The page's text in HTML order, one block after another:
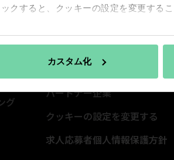
クすると、クッキーの設定を変更するこ
カスタム化
グ
100 Years of Extraordinary
組み合わせが重要です
パートナー企業
クッキーの設定を変更する
求人応募者個人情報保護方針